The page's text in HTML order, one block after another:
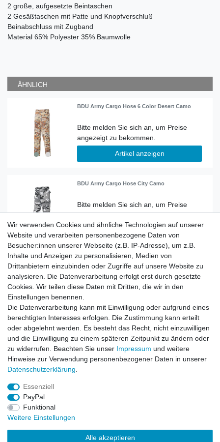
2 große, aufgesetzte Beintaschen
2 Gesäßtaschen mit Patte und Knopfverschluß
Beinabschluss mit Zugband
Material 65% Polyester 35% Baumwolle
ÄHNLICH
BDU Army Cargo Hose 6 Color Desert Camo
Artikel anzeigen
BDU Army Cargo Hose City Camo
Artikel anzeigen
BDU Army Cargo Hose Schwarz
Artikel anzeigen
BDU Army Cargo Hose US-Army-Olive
Wir verwenden Cookies und ähnliche Technologien auf unserer
Website und verarbeiten personenbezogene Daten von
Besucher:innen unserer Webseite (z.B. IP-Adresse), um z.B.
Inhalte und Anzeigen zu personalisieren, Medien von
Drittanbietern einzubinden oder Zugriffe auf unsere Website zu
analysieren. Die Datenverarbeitung erfolgt erst durch gesetzte
Cookies. Wir teilen diese Daten mit Dritten, die wir in den
Einstellungen benennen.
Die Datenverarbeitung kann mit Einwilligung oder aufgrund eines
berechtigten Interesses erfolgen. Die Zustimmung kann erteilt
oder abgelehnt werden. Es besteht das Recht, nicht einzuwilligen
und die Einwilligung zu einem späteren Zeitpunkt zu ändern oder
zu widerrufen. Beachten Sie unser Impressum und weitere
Hinweise zur Verwendung personenbezogener Daten in unserer
Daten­schutz­erklärung
Essenziell
PayPal
Funktional
Weitere Einstellungen
Alle akzeptieren